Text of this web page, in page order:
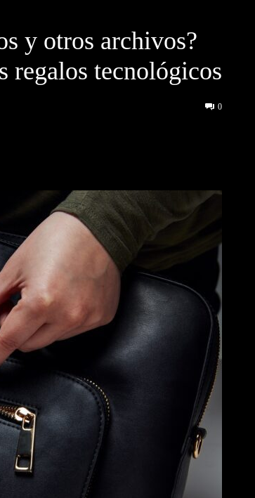
y otros archivos?
regalos tecnológicos
0